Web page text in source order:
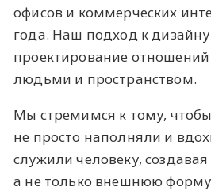
офисов и коммерческих
года. Наш подход к
проектирование
людьми и пространством.
Мы стремимся к тому,
не просто наполняли и
служили человеку,
а не только внешнюю